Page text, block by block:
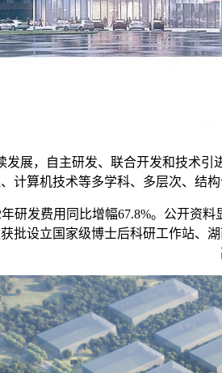
，自主研发、联合开发和技术引
计算机技术等多学科、多层次、结
发费用同比增幅67.8%。公开资料
批设立国家级博士后科研工作站、